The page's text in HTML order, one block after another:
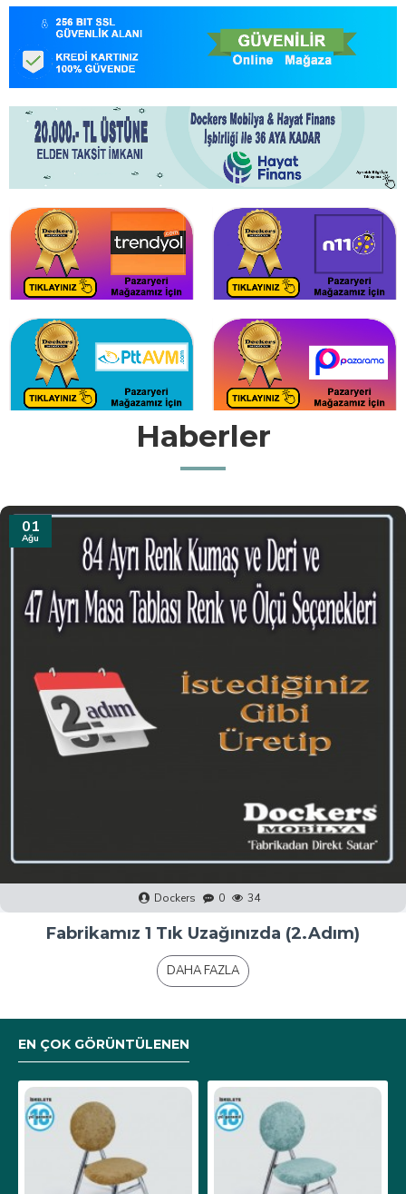
Haberler
31
Tem
Dockers 0 41
Fabrikamız 1 Tık Uzağınızda (1.Adım)
DAHA FAZLA
EN ÇOK GÖRÜNTÜLENEN